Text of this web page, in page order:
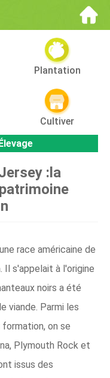
Plantation
Cultiver
:la
race américaine de
Il s'appelait à l'origine
noirs a été
viande. Parmi les
on se
Plymouth Rock et
issus des